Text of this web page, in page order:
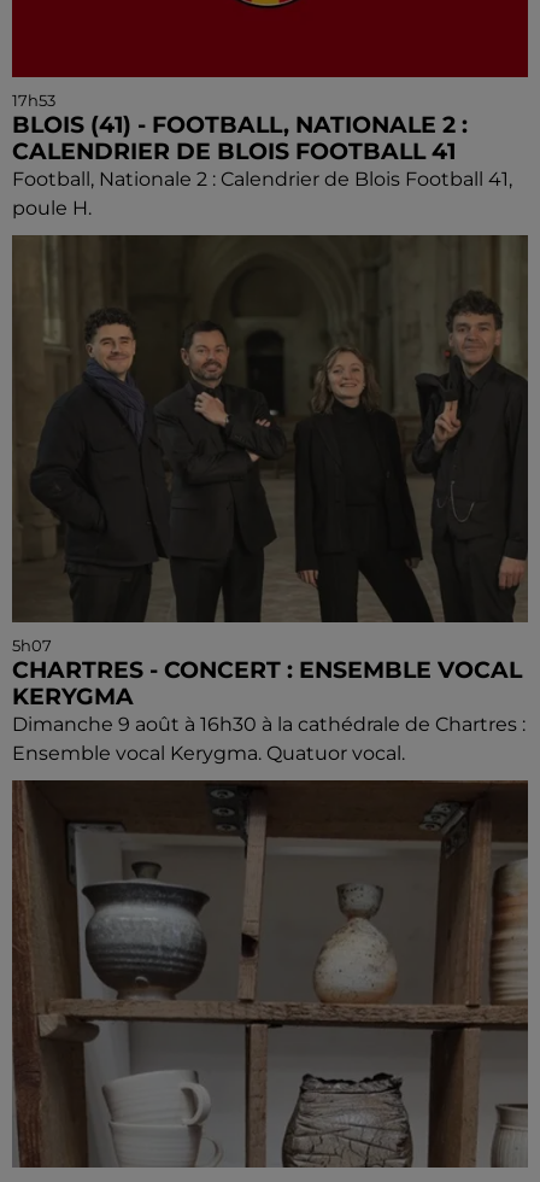
17h53
BLOIS (41) - FOOTBALL, NATIONALE 2 :
CALENDRIER DE BLOIS FOOTBALL 41
Football, Nationale 2 : Calendrier de Blois Football 41,
poule H.
5h07
CHARTRES - CONCERT : ENSEMBLE VOCAL
KERYGMA
Dimanche 9 août à 16h30 à la cathédrale de Chartres :
Ensemble vocal Kerygma. Quatuor vocal.